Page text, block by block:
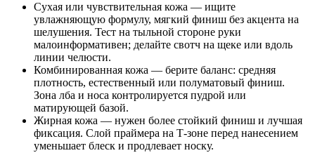
Сухая или чувствительная кожа — ищите
увлажняющую формулу, мягкий финиш без акцента на
шелушения. Тест на тыльной стороне руки
малоинформативен; делайте свотч на щеке или вдоль
линии челюсти.
Комбинированная кожа — берите баланс: средняя
плотность, естественный или полуматовый финиш.
Зона лба и носа контролируется пудрой или
матирующей базой.
Жирная кожа — нужен более стойкий финиш и лучшая
фиксация. Слой праймера на Т‑зоне перед нанесением
уменьшает блеск и продлевает носку.